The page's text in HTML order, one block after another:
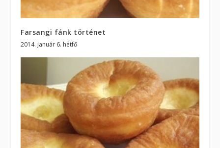
Farsangi fánk történet
2014. január 6. hétfő